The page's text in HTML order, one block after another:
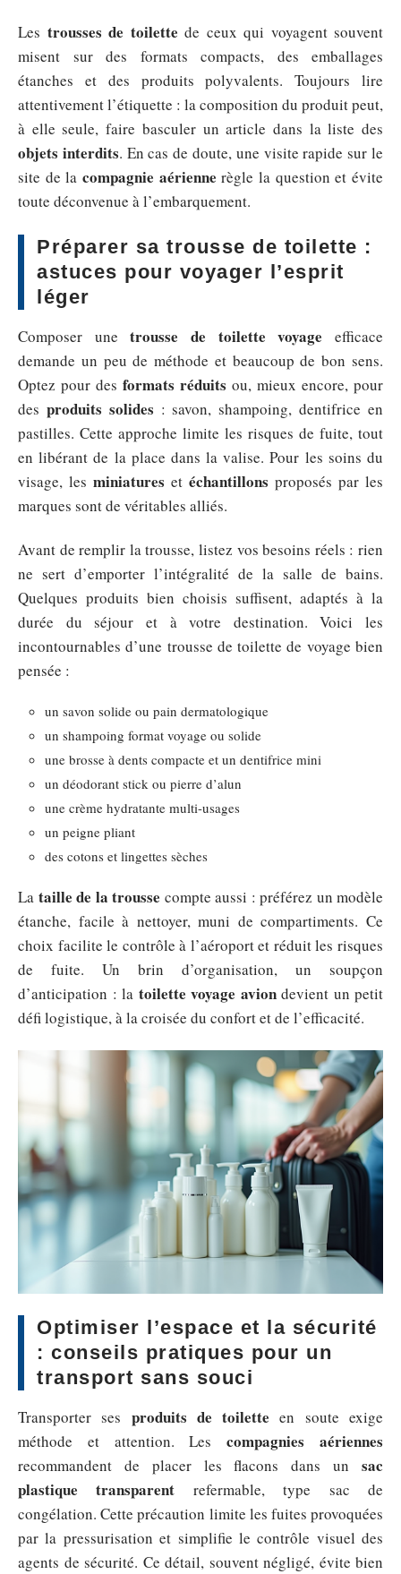
Les trousses de toilette de ceux qui voyagent souvent
misent sur des formats compacts, des emballages
étanches et des produits polyvalents. Toujours lire
attentivement l’étiquette : la composition du produit peut,
à elle seule, faire basculer un article dans la liste des
objets interdits. En cas de doute, une visite rapide sur le
site de la compagnie aérienne règle la question et évite
toute déconvenue à l’embarquement.
Préparer sa trousse de toilette :
astuces pour voyager l’esprit
léger
Composer unetrousse de toilette voyage efficace
demande un peu de méthode et beaucoup de bon sens.
Optez pour des formats réduits ou, mieux encore, pour
des produits solides : savon, shampoing, dentifrice en
pastilles. Cette approche limite les risques de fuite, tout
en libérant de la place dans la valise. Pour les soins du
visage, les miniatures et échantillons proposés par les
marques sont de véritables alliés.
Avant de remplir la trousse, listez vos besoins réels : rien
ne sert d’emporter l’intégralité de la salle de bains.
Quelques produits bien choisis suffisent, adaptés à la
durée du séjour et à votre destination. Voici les
incontournables d’une trousse de toilette de voyage bien
pensée :
un savon solide ou pain dermatologique
un shampoing format voyage ou solide
une brosse à dents compacte et un dentifrice mini
un déodorant stick ou pierre d’alun
une crème hydratante multi-usages
un peigne pliant
des cotons et lingettes sèches
La taille de la trousse compte aussi : préférez un modèle
étanche, facile à nettoyer, muni de compartiments. Ce
choix facilite le contrôle à l’aéroport et réduit les risques
de fuite. Un brin d’organisation, un soupçon
d’anticipation : la toilette voyage aviondevient un petit
défi logistique, à la croisée du confort et de l’efficacité.
Optimiser l’espace et la sécurité
: conseils pratiques pour un
transport sans souci
Transporter ses produits de toilette en soute exige
méthode et attention. Lescompagnies aériennes
recommandent de placer les flacons dans un sac
plastique transparent refermable, type sac de
congélation. Cette précaution limite les fuites provoquées
par la pressurisation et simplifie le contrôle visuel des
agents de sécurité. Ce détail, souvent négligé, évite bien